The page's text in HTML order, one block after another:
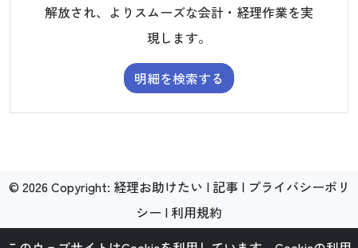
解放され、よりスムーズな会計・経理作業を実
現します。
明細を検索する
© 2026 Copyright: 経理お助けたい |記事| プライバシーポリ
シー |利用規約